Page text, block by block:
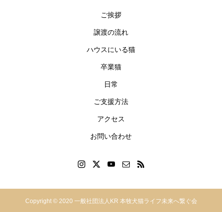
ご挨拶
譲渡の流れ
ハウスにいる猫
卒業猫
日常
ご支援方法
アクセス
お問い合わせ
Copyright © 2020 一般社団法人KR 本牧犬猫ライフ未来へ繋ぐ会
神奈川県横浜市中区本郷町